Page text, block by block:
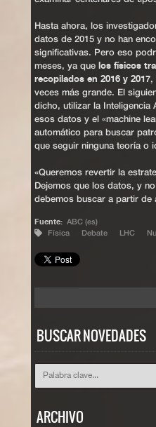
Hasta ahora, los
datos de 2015 y no han
significativas. Pero eso
meses, ya que los físicos
recopilados en 2016 y 2017,
veces más grande. El
dicho, utilizar la Inteligencia
esos datos y el «machine
automático para buscar
que seguir ninguna teoría o
«Queremos revertir la
Dejemos que los datos, y
debemos buscar a partir de
Fuente: ABC (es)
Física
Debate LHC
BUSCAR NOVEDADES
ARCHIVO